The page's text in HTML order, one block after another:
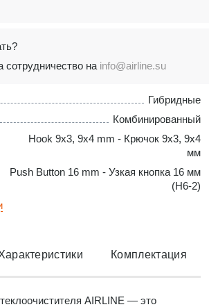
Гибридные
Комбинированный
Hook 9x3, 9x4 mm - Крючок 9x3, 9x4
мм
Push Button 16 mm - Узкая кнопка 16 мм
(H6-2)
сотрудничество на info@airline.su
Комплектация
AIRLINE — это